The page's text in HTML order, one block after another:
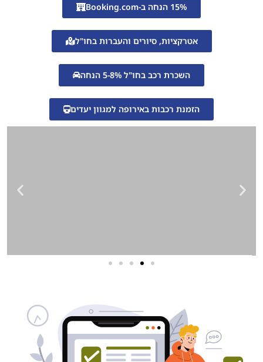
15% הנחה ב-Booking.com
אטרקציות, סיורים והעברות בחו"ל
השכרת רכב בחו"ל 5-8% הנחה
הזמנת רכבות באירופה למגוון יעדים
בעל/ת עסק? סוכנות ניהול מוניטין
לקידום, שיווק ופרסום באינטרנט
כאן עבורך!